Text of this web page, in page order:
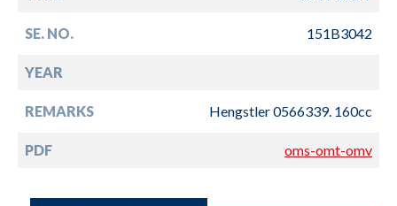
SE. NO. 151B3042
YEAR
REMARKS Hengstler 0566339. 160cc
PDF oms-omt-omv